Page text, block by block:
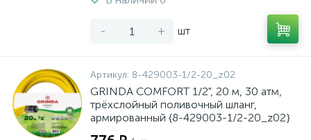
- + шт
Артикул: 8-429003-1/2-20_z02
GRINDA COMFORT 1/2", 20 м, 30 атм,
трёхслойный поливочный шланг,
армированный {8-429003-1/2-20_z02}